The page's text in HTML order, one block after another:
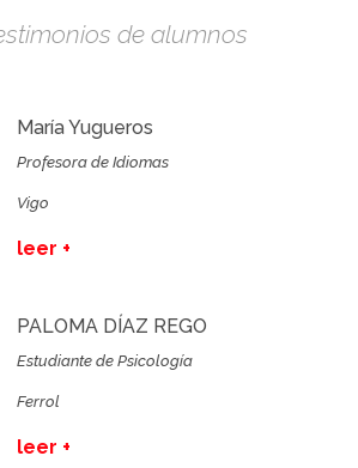
de alumnos
María Yugueros
Profesora de Idiomas
Vigo
leer +
PALOMA DÍAZ REGO
Estudiante de Psicología
Ferrol
leer +